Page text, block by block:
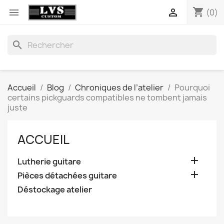
 shopping_cart (0)

search
Accueil Blog Chroniques de l’atelier
Pourquoi
certains pickguards compatibles ne tombent jamais
juste
ACCUEIL
Lutherie guitare 
Pièces détachées guitare 
Déstockage atelier